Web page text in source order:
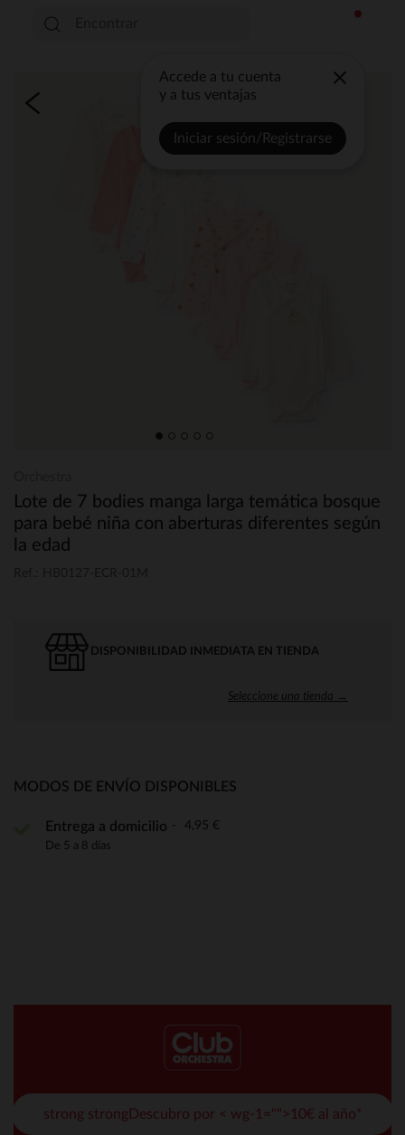
Accede a tu cuenta
y a tus ventajas
Iniciar sesión/Registrarse
Lote de 7 bodies manga larga temática bosque
para bebé niña con aberturas diferentes según
la edad
DISPONIBILIDAD INMEDIATA EN TIENDA
Seleccione una tienda →
MODOS DE ENVÍO DISPONIBLES
Entrega a domicilio 4,95 €
De 5 a 8 días
strong strongDescubro por < wg-1="">10€ al año*